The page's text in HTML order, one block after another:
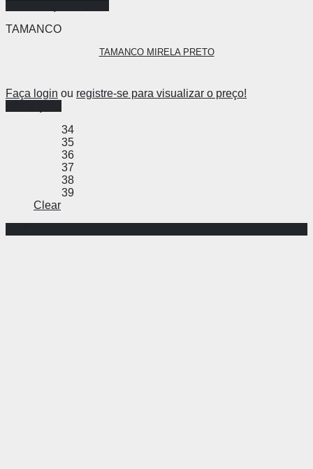
TAMANCO
TAMANCO MIRELA PRETO
Faça login ou registre-se para visualizar o preço!
34
35
36
37
38
39
Clear